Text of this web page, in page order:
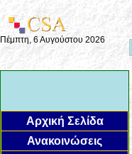
Πέμπτη, 6 Αυγούστου 2026
Αρχική Σελίδα
Ανακοινώσεις